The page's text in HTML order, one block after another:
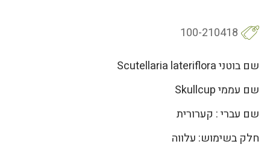
100-210418
שם בוטני Scutellaria lateriflora
שם עממי Skullcup
שם עברי : קערורית
חלק בשימוש: עלווה